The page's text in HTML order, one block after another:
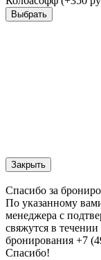
Выбрать
Закрыть
Спасибо за
По указанному
менеджера с
свяжутся в
бронирования +7
Спасибо!